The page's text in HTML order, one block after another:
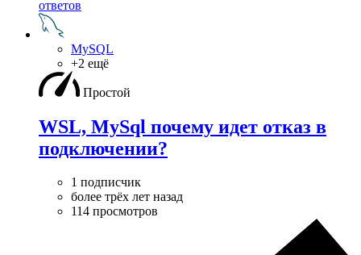
ответов
MySQL
+2 ещё
Простой
WSL, MySql почему идет отказ в
подключении?
1 подписчик
более трёх лет назад
114 просмотров